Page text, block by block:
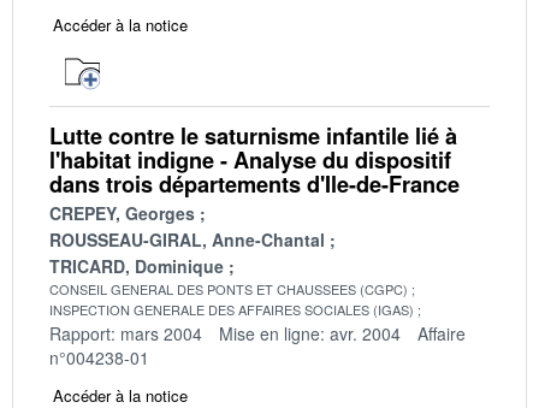
Accéder à la notice
Lutte contre le saturnisme infantile lié à
l'habitat indigne - Analyse du dispositif
dans trois départements d'Ile-de-France
CREPEY, Georges
ROUSSEAU-GIRAL, Anne-Chantal
TRICARD, Dominique
CONSEIL GENERAL DES PONTS ET CHAUSSEES (CGPC)
INSPECTION GENERALE DES AFFAIRES SOCIALES (IGAS)
Rapport: mars 2004 Mise en ligne: avr. 2004
Affaire
n°004238-01
Accéder à la notice